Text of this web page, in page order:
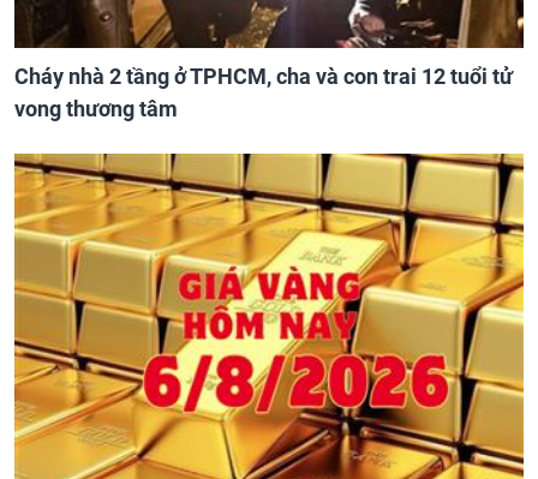
Cháy nhà 2 tầng ở TPHCM, cha và con trai 12 tuổi tử
vong thương tâm